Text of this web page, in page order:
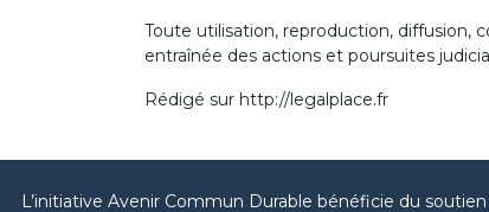
Toute utilisation, reproduction, diffusion,
entraînée des actions et poursuites
Rédigé sur http://legalplace.fr
L’initiative Avenir Commun Durable bénéficie du